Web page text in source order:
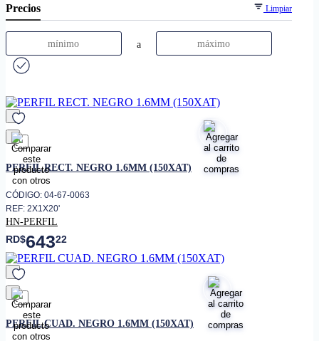
Precios Limpiar
a
favorito
PERFIL RECT. NEGRO 1.6MM (150XAT)
CÓDIGO: 04-67-0063
REF: 2X1X20'
HN-PERFIL
RD$64322
favorito
PERFIL CUAD. NEGRO 1.6MM (150XAT)